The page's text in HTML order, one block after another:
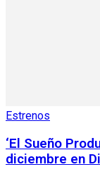
Estrenos
‘El Sueño
diciembre en